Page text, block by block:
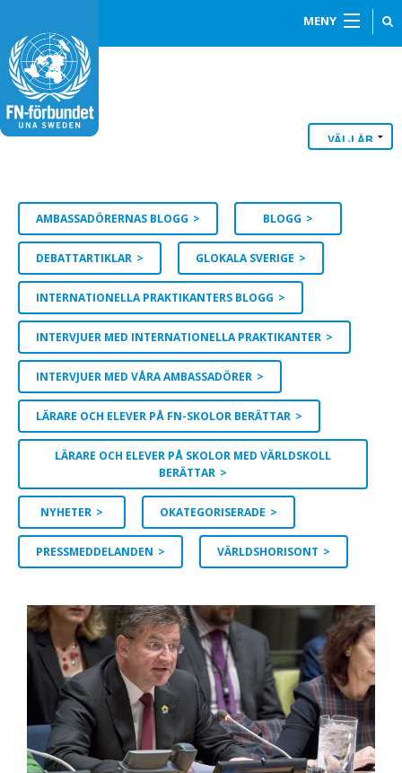
MENY
AMBASSADÖRERNAS BLOGG BLOGG
DEBATTARTIKLAR GLOKALA SVERIGE
INTERNATIONELLA PRAKTIKANTERS BLOGG
INTERVJUER MED INTERNATIONELLA PRAKTIKANTER
INTERVJUER MED VÅRA AMBASSADÖRER
LÄRARE OCH ELEVER PÅ FN-SKOLOR BERÄTTAR
LÄRARE OCH ELEVER PÅ SKOLOR MED VÄRLDSKOLL
BERÄTTAR
NYHETER OKATEGORISERADE
PRESSMEDDELANDEN VÄRLDSHORISONT